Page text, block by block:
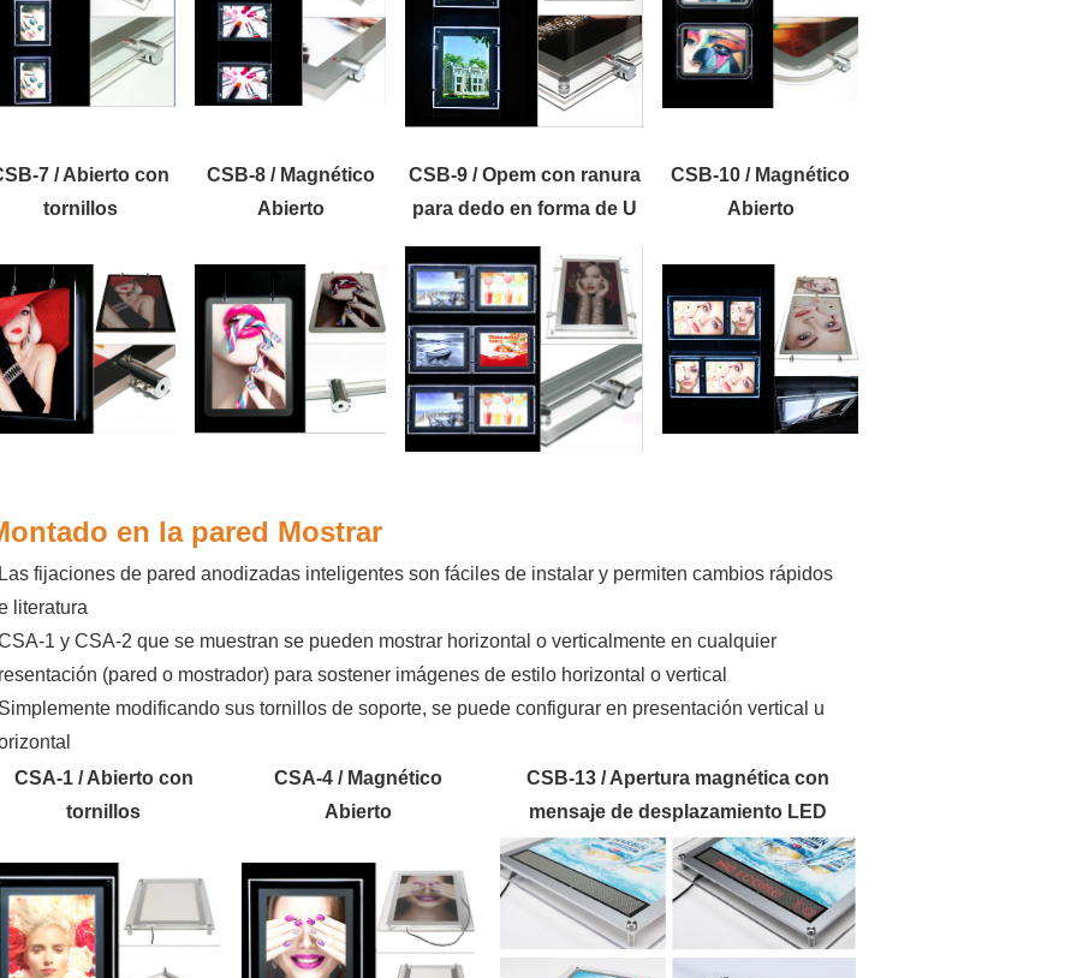
7 / Abierto con
tornillos
CSB-8 / Magnético
Abierto
CSB-9 / Opem con ranura
para dedo en forma de U
CSB-10 / Magnético
Abierto
en la pared Mostrar
fijaciones de pared anodizadas inteligentes son fáciles de instalar y permiten cambios rápidos
literatura
1 y CSA-2 que se muestran se pueden mostrar horizontal o verticalmente en cualquier
(pared o mostrador) para sostener imágenes de estilo horizontal o vertical
modificando sus tornillos de soporte, se puede configurar en presentación vertical u
CSA-1 / Abierto con
tornillos
CSA-4 / Magnético
Abierto
CSB-13 / Apertura magnética con
mensaje de desplazamiento LED